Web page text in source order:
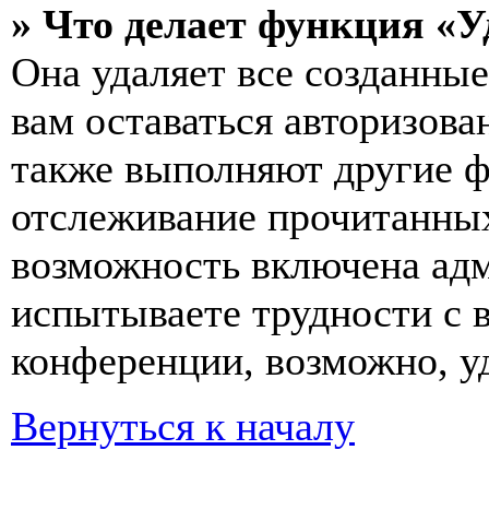
» Что делает функция
Она удаляет все
вам оставаться
также выполняют другие
отслеживание
возможность включена
испытываете трудности с
конференции, возможно,
Вернуться к началу